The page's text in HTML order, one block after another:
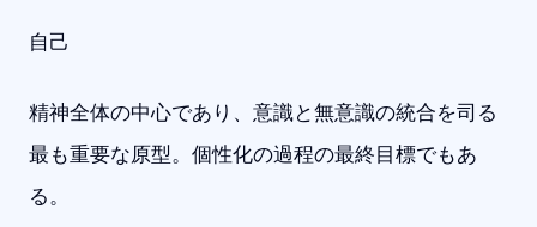
自己
精神全体の中心であり、意識と無意識の統合を司る
最も重要な原型。個性化の過程の最終目標でもあ
る。